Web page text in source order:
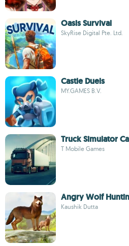
Oasis Survival
SkyRise Digital Pte. Ltd.
Castle Duels
MY.GAMES B.V.
Truck Simulator
T Mobile Games
Angry Wolf
Kaushik Dutta